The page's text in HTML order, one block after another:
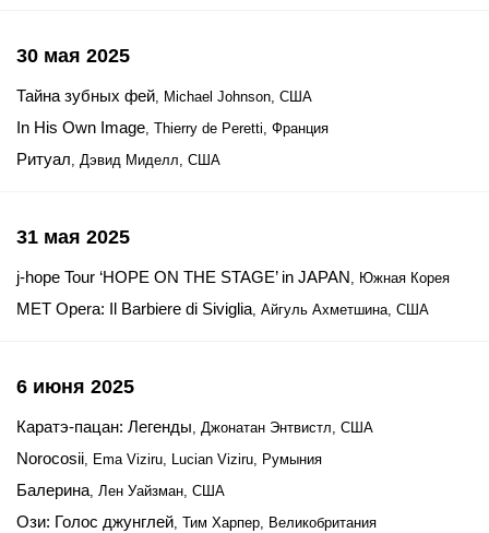
30 мая 2025
Тайна зубных фей, Michael Johnson, США
In His Own Image, Thierry de Peretti, Франция
Ритуал, Дэвид Миделл, США
31 мая 2025
j-hope Tour ‘HOPE ON THE STAGE’ in JAPAN, Южная Корея
MET Opera: Il Barbiere di Siviglia, Айгуль Ахметшина, США
6 июня 2025
Каратэ-пацан: Легенды, Джонатан Энтвистл, США
Norocosii, Ema Viziru, Lucian Viziru, Румыния
Балерина, Лен Уайзман, США
Ози: Голос джунглей, Тим Харпер, Великобритания